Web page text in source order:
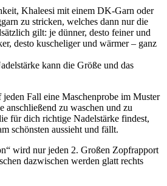
Khaleesi mit einem DK-Garn oder
zu stricken, welches dann nur die
gilt: je dünner, desto feiner und
desto kuscheliger und wärmer – ganz
kann die Größe und das
Fall eine Maschenprobe im Muster
anschließend zu waschen und zu
für dich richtige Nadelstärke findest,
schönsten aussieht und fällt.
wird nur jeden 2. Großen Zopfrapport
dazwischen werden glatt rechts